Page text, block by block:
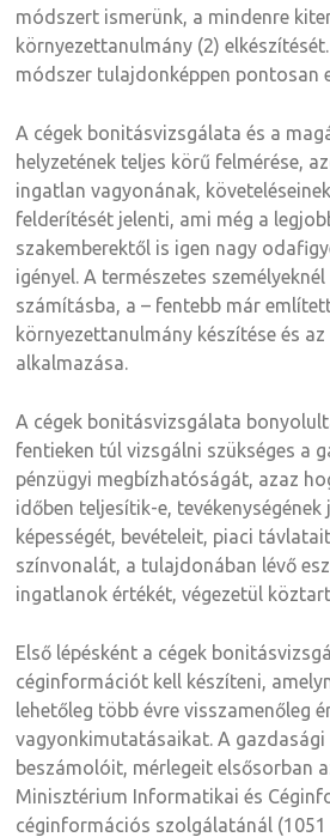
módszert ismerünk, a mindenre
környezettanulmány (2)
módszer tulajdonképpen pontosan
A cégek bonitásvizsgálata és a
helyzetének teljes körű felmérése,
ingatlan vagyonának,
felderítését jelenti, ami még a
szakemberektől is igen nagy
igényel. A természetes
számításba, a – fentebb már
környezettanulmány készítése és
alkalmazása.
A cégek bonitásvizsgálata
fentieken túl vizsgálni szükséges a
pénzügyi megbízhatóságát, azaz
időben teljesítik-e,
képességét, bevételeit, piaci
színvonalát, a tulajdonában lévő
ingatlanok értékét, végezetül
Első lépésként a cégek
céginformációt kell készíteni,
lehetőleg több évre visszamenőleg
vagyonkimutatásaikat. A gazdasági
beszámolóit, mérlegeit elsősorban
Minisztérium Informatikai és
céginformációs szolgálatánál